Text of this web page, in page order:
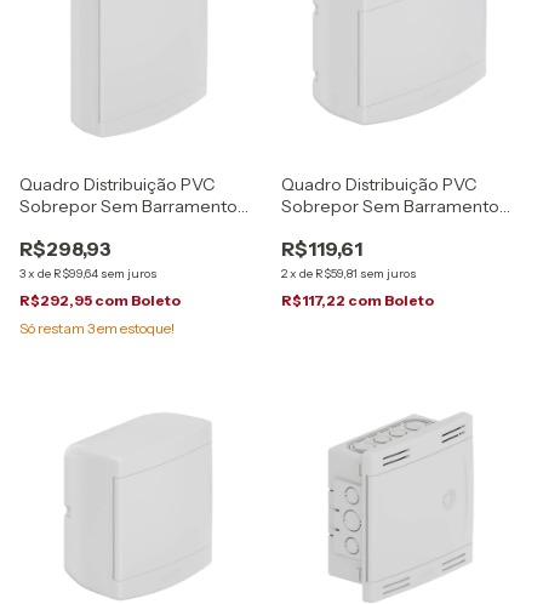
Quadro Distribuição PVC
Sobrepor Sem Barramento
R$298,93
3x de R$99,64 sem juros
R$292,95 com Boleto
Só restam 3em estoque!
Quadro Distribuição PVC
Sobrepor Sem Barramento
R$119,61
2x de R$59,81 sem juros
R$117,22 com Boleto